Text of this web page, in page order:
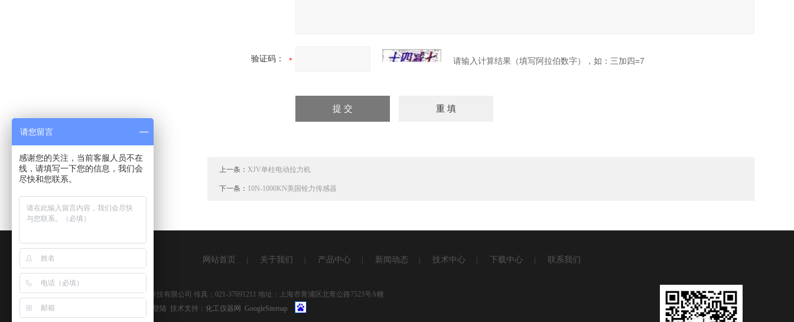
验证码： 请输入计算结果（填写阿拉伯数字），如：三加四=7
上一条：XJV单柱电动拉力机
下一条： 10N-1000KN美国铨力传感器
网站首页 关于我们 产品中心 新闻动态 技术中心 下载中心 联系我们
版权所有 © 2026 上海湘杰仪器仪表科技有限公司 传真：021-37691211 地址：上海市青浦区北青公路7523号A幢
备案号：
管理登陆 技术支持：化工仪器网 GoogleSitemap
请您留言
感谢您的关注，当前客服人员不在
线，请填写一下您的信息，我们会
尽快和您联系。